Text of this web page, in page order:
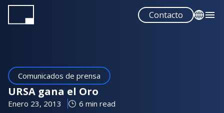
Pasar
Contacto
Comunicados de prensa
URSA gana el Oro
Enero 23, 2013 6 min read